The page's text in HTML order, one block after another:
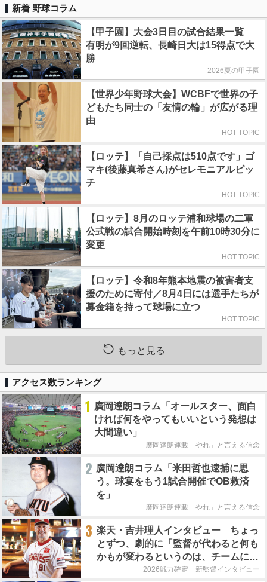
新着 野球コラム
【甲子園】大会3日目の試合結果一覧
有明が9回逆転、長崎日大は15得点で大
勝
2026夏の甲子園
【世界少年野球大会】WCBFで世界の子
どもたち同士の「友情の輪」が広がる理
由
HOT TOPIC
【ロッテ】「自己採点は510点です」ゴ
マキ(後藤真希さん)がセレモニアルピッ
チ
HOT TOPIC
【ロッテ】8月のロッテ浦和球場の二軍
公式戦の試合開始時刻を午前10時30分に
変更
HOT TOPIC
【ロッテ】令和8年熊本地震の被害者支
援のために寄付／8月4日には選手たちが
募金箱を持って球場に立つ
HOT TOPIC
もっと見る
アクセス数ランキング
1 廣岡達朗コラム「オールスター、面白
ければ何をやってもいいという発想は
大間違い」
廣岡達朗連載「やれ」と言える信念
2 廣岡達朗コラム「米田哲也逮捕に思
う。球宴をもう1試合開催でOB救済
を」
廣岡達朗連載「やれ」と言える信念
3 楽天・吉井理人インタビュー ちょっ
とずつ、劇的に「監督が代わると何も
かもが変わるというのは、チームにと
って良くないことなんです」
2026戦力確定 新監督インタビュー